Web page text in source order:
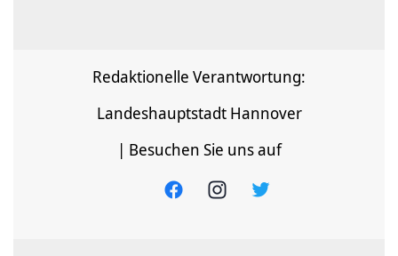
Redaktionelle Verantwortung:
Landeshauptstadt Hannover
| Besuchen Sie uns auf